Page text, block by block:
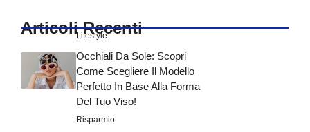
Articoli Recenti
Lifestyle
Occhiali Da Sole: Scopri
Come Scegliere Il Modello
Perfetto In Base Alla Forma
Del Tuo Viso!
Risparmio